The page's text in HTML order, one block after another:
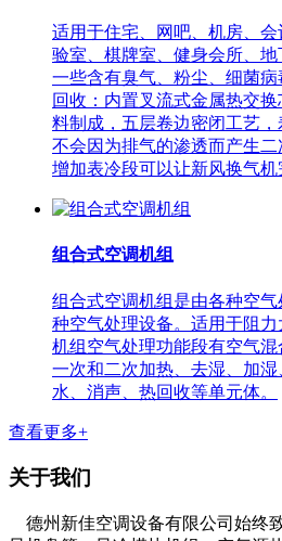
适用于住宅、网吧、机房、
验室、棋牌室、健身会所、
一些含有臭气、粉尘、细菌
回收：内置叉流式金属热交
料制成，五层卷边密闭工艺，
不会因为排气的渗透而产生
增加表冷段可以让新风换气
组合式空调机组
组合式空调机组是由各种空
种空气处理设备。适用于阻力
机组空气处理功能段有空气混
一次和二次加热、去湿、加
水、消声、热回收等单元体。
查看更多+
关于我们
德州新佳空调设备有限公司始终